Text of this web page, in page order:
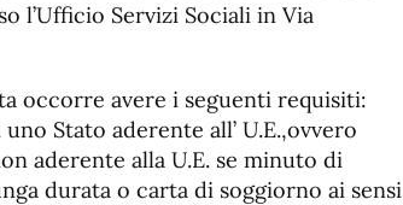
l’Ufficio Servizi Sociali in Via
occorre avere i seguenti requisiti:
Stato aderente all’ U.E.,ovvero
aderente alla U.E. se minuto di
durata o carta di soggiorno ai sensi